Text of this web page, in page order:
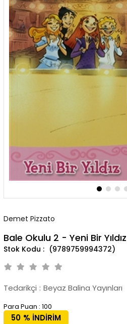
Demet Pizzato
Bale Okulu 2 - Yeni Bir Yıldız
(9789759994372)
Tedarikçi : Beyaz Balina Yayınları
Para Puan : 100
%
50
İNDIRIM